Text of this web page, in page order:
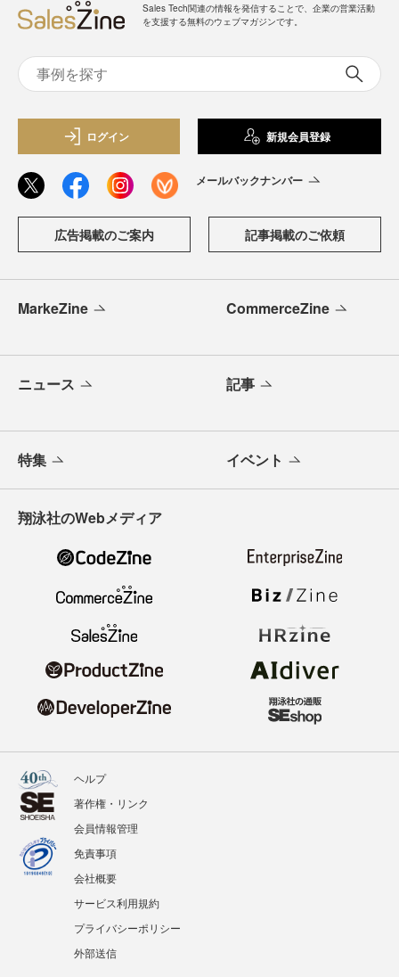
Sales Tech関連の情報を発信することで、企業の営業活動
を支援する無料のウェブマガジンです。
ログイン 新規会員登録
メールバックナンバー
広告掲載のご案内 記事掲載のご依頼
MarkeZine CommerceZine
ニュース 記事
特集 イベント
翔泳社のWebメディア
ヘルプ
著作権・リンク
会員情報管理
免責事項
会社概要
サービス利用規約
プライバシーポリシー
外部送信